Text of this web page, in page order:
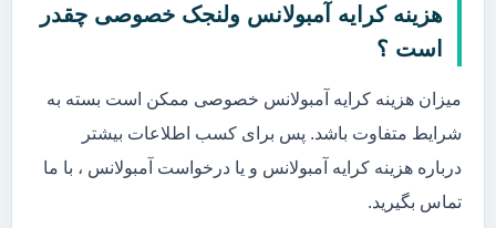
هزینه کرایه آمبولانس ولنجک خصوصی چقدر
است ؟
میزان هزینه کرایه آمبولانس خصوصی ممکن است بسته به
شرایط متفاوت باشد. پس برای کسب اطلاعات بیشتر
درباره هزینه کرایه آمبولانس و یا درخواست آمبولانس ، با ما
تماس بگیرید.